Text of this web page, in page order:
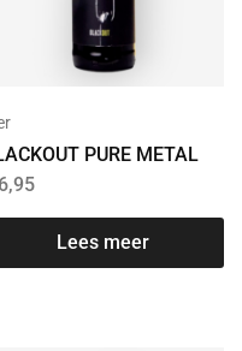
PURE METAL
Lees meer